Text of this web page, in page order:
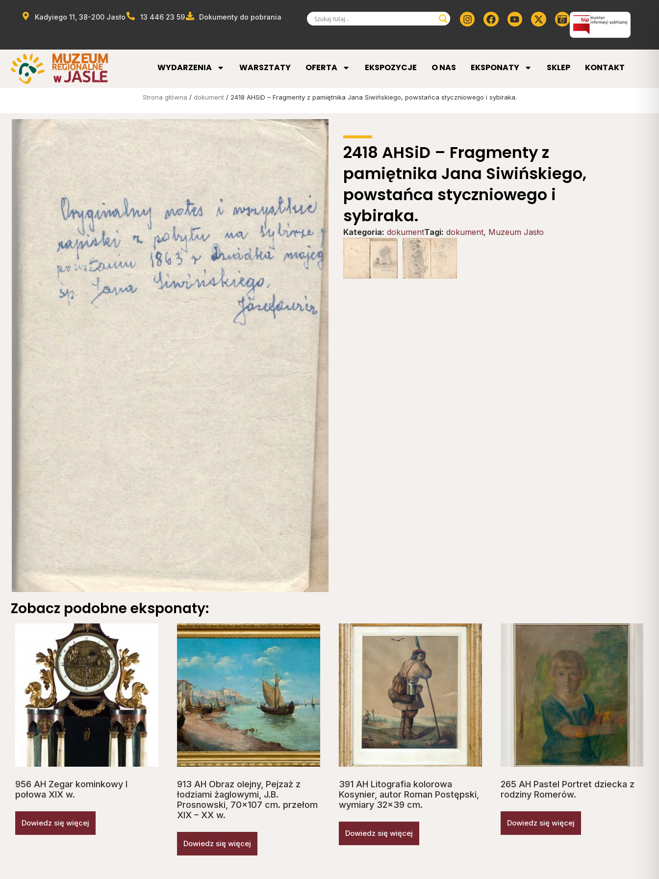
Kadyiego 11, 38-200 Jasło 13 446 23 59 Dokumenty do pobrania
WYDARZENIA WARSZTATY OFERTA EKSPOZYCJE O NAS EKSPONATY SKLEP KONTAKT
Strona główna / dokument/ 2418 AHSiD – Fragmenty z pamiętnika Jana Siwińskiego, powstańca styczniowego i sybiraka.
2418 AHSiD – Fragmenty z
pamiętnika Jana Siwińskiego,
powstańca styczniowego i
sybiraka.
Kategoria: dokumentTagi: dokument, Muzeum Jasło
Zobacz podobne eksponaty:
956 AH Zegar kominkowy I
połowa XIX w.
Dowiedz się więcej
913 AH Obraz olejny, Pejzaż z
łodziami żaglowymi, J.B.
Prosnowski, 70×107 cm. przełom
XIX – XX w.
Dowiedz się więcej
391 AH Litografia kolorowa
Kosynier, autor Roman Postępski,
wymiary 32×39 cm.
Dowiedz się więcej
265 AH Pastel Portret dziecka z
rodziny Romerów.
Dowiedz się więcej